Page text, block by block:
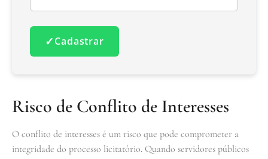
✓Cadastrar
Risco de Conflito de Interesses
O conflito de interesses é um risco que pode comprometer a
integridade do processo licitatório. Quando servidores públicos